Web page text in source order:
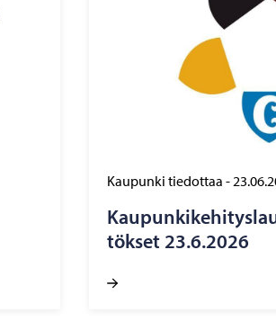
Kaupunki tiedottaa -
tök­set 23.6.2026